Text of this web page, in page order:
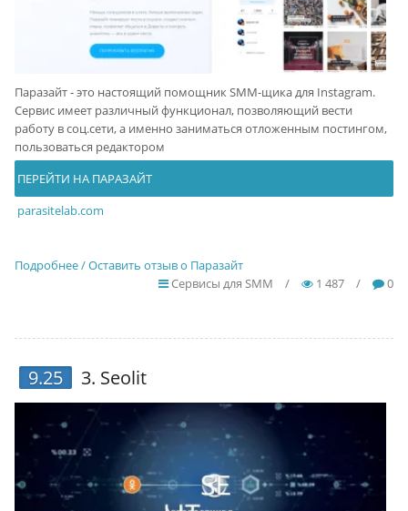
Паразайт - это настоящий помощник SMM-щика для Instagram.
Сервис имеет различный функционал, позволяющий вести
работу в соц.сети, а именно заниматься отложенным постингом,
пользоваться редактором
ПЕРЕЙТИ НА ПАРАЗАЙТ
parasitelab.com
Подробнее / Оставить отзыв о Паразайт
Сервисы для SMM
/ 1 487 / 0
9.25 3. Seolit